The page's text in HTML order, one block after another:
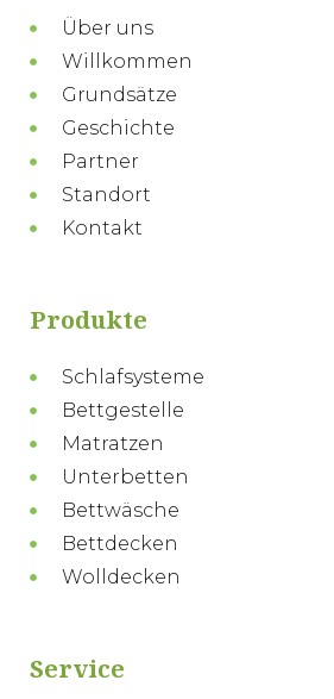
Über uns
Willkommen
Grundsätze
Geschichte
Partner
Standort
Kontakt
Produkte
Schlafsysteme
Bettgestelle
Matratzen
Unterbetten
Bettwäsche
Bettdecken
Wolldecken
Service